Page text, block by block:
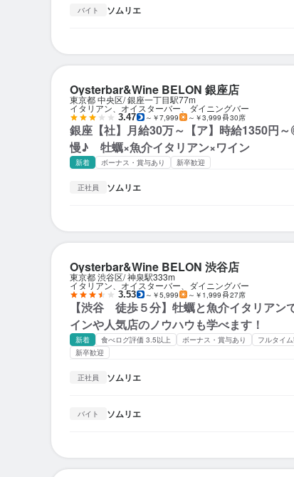
バイト ソムリエ
Oysterbar&Wine BELON 銀座店
東京都 中央区 銀座一丁目駅77m
イタリアン、オイスターバー、ダイニングバー
3.47 ～￥7,999 ～￥3,999 30席
銀座【社】月給30万～【ア】時給1350円
慢♪ 牡蠣×魚介イタリアン×ワイン
新着 ボーナス・賞与あり 新卒歓迎
正社員 ソムリエ
Oysterbar&Wine BELON 渋谷店
東京都 渋谷区 神泉駅333m
イタリアン、オイスターバー、ダイニングバー
3.53 ～￥5,999 ～￥1,999 27席
【渋谷 徒歩５分】牡蠣と魚介イタリアン
インや人気店のノウハウも学べます！
新着 食べログ評価 3.5以上 ボーナス・賞与あり フルタイ
新卒歓迎
正社員 ソムリエ
バイト ソムリエ